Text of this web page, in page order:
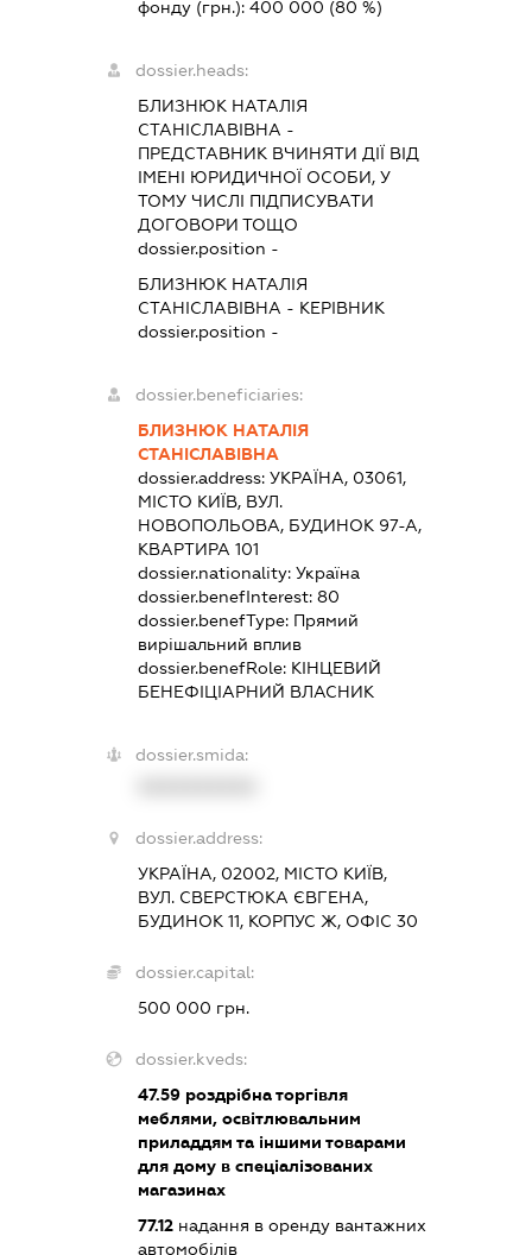
фонду (грн.):400 000 (80 %)
dossier.heads:
БЛИЗНЮК НАТАЛІЯ
СТАНІСЛАВІВНА -
ПРЕДСТАВНИК ВЧИНЯТИ ДІЇ ВІД
ІМЕНІ ЮРИДИЧНОЇ ОСОБИ, У
ТОМУ ЧИСЛІ ПІДПИСУВАТИ
ДОГОВОРИ ТОЩО
dossier.position -
БЛИЗНЮК НАТАЛІЯ
СТАНІСЛАВІВНА - КЕРІВНИК
dossier.position -
dossier.beneficiaries:
БЛИЗНЮК НАТАЛІЯ
СТАНІСЛАВІВНА
dossier.address:УКРАЇНА, 03061,
МІСТО КИЇВ, ВУЛ.
НОВОПОЛЬОВА, БУДИНОК 97-А,
КВАРТИРА 101
dossier.nationality:Україна
dossier.benefInterest:80
dossier.benefType: Прямий
вирішальний вплив
dossier.benefRole: КІНЦЕВИЙ
БЕНЕФІЦІАРНИЙ ВЛАСНИК
dossier.smida:
dossier.address:
УКРАЇНА, 02002, МІСТО КИЇВ,
ВУЛ. СВЕРСТЮКА ЄВГЕНА,
БУДИНОК 11, КОРПУС Ж, ОФІС 30
dossier.capital:
500 000 грн.
dossier.kveds:
47.59 роздрібна торгівля
меблями, освітлювальним
приладдям та іншими товарами
для дому в спеціалізованих
магазинах
77.12 надання в оренду вантажних
автомобілів